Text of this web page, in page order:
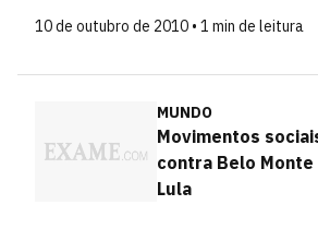
10 de outubro de 2010 • 1 min de leitura
MUNDO
Movimentos
contra Belo
Lula